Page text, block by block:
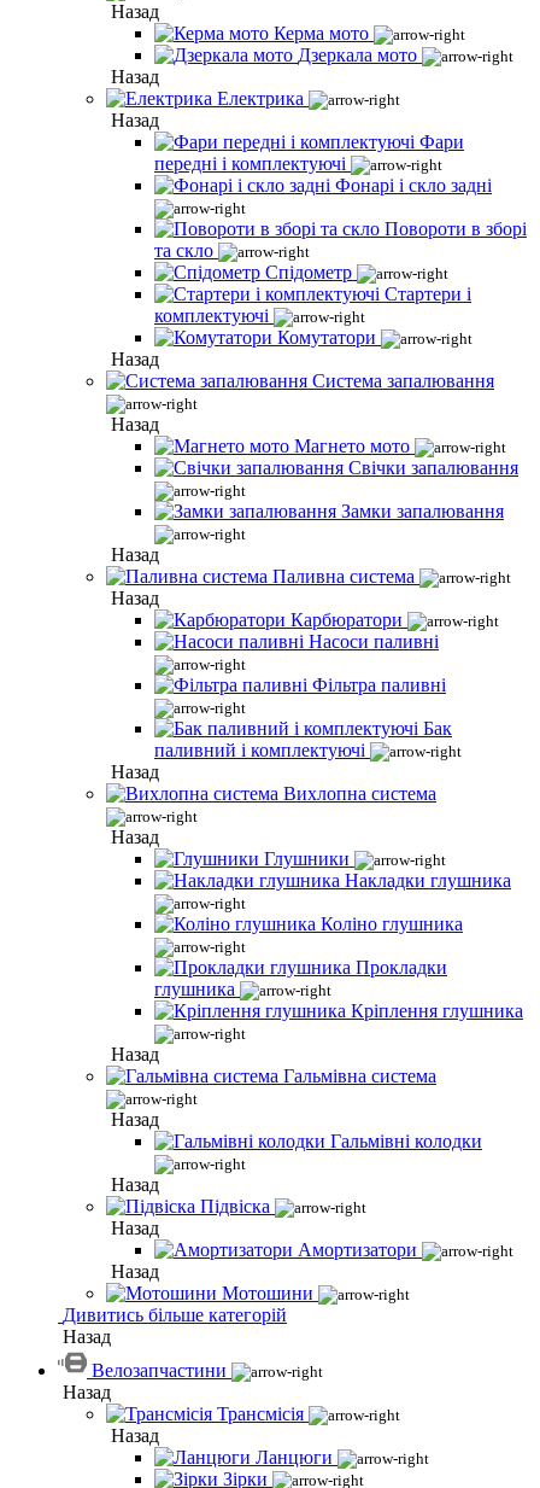
Назад
Керма мото
Дзеркала мото
Назад
Електрика
Назад
Фари
передні і комплектуючі
Фонарі і скло задні
Повороти в зборі
та скло
Спідометр
Стартери і
комплектуючі
Комутатори
Назад
Система запалювання
Назад
Магнето мото
Свічки запалювання
Замки запалювання
Назад
Паливна система
Назад
Карбюратори
Насоси паливні
Фільтра паливні
Бак
паливний і комплектуючі
Назад
Вихлопна система
Назад
Глушники
Накладки глушника
Коліно глушника
Прокладки
глушника
Кріплення глушника
Назад
Гальмівна система
Назад
Гальмівні колодки
Назад
Підвіска
Назад
Амортизатори
Назад
Мотошини
Дивитись більше категорій
Назад
Велозапчастини
Назад
Трансмісія
Назад
Ланцюги
Зірки